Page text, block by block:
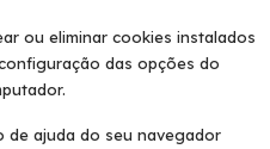
ou eliminar cookies instalados
das opções do
de ajuda do seu navegador